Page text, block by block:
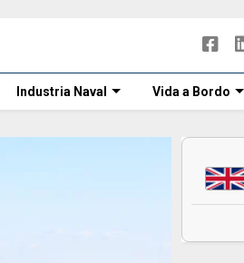
Industria Naval Vida a Bordo